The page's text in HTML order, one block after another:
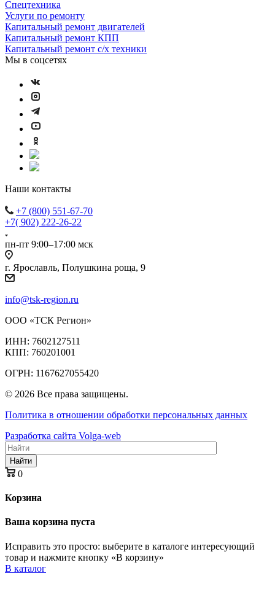
Спецтехника
Услуги по ремонту
Капитальный ремонт двигателей
Капитальный ремонт КПП
Капитальный ремонт с/х техники
Мы в соцсетях
Наши контакты
+7 (800) 551-67-70
+7( 902) 222-26-22
пн-пт 9:00–17:00 мск
г. Ярославль, Полушкина роща, 9
info@tsk-region.ru
ООО «ТСК Регион»
ИНН: 7602127511
КПП: 760201001
ОГРН: 1167627055420
© 2026 Все права защищены.
Политика в отношении обработки персональных данных
Разработка сайта Volga-web
Найти
0
Корзина
Ваша корзина пуста
Исправить это просто: выберите в каталоге интересующий
товар и нажмите кнопку «В корзину»
В каталог